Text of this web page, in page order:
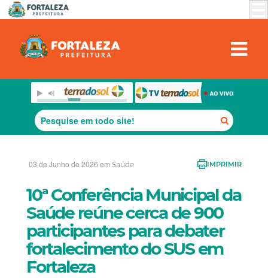
03 de Junho de 2026 em Saúde IMPRIMIR
10ª Conferência Municipal da
Saúde reúne cerca de 900
participantes para debater
fortalecimento do SUS em
Fortaleza